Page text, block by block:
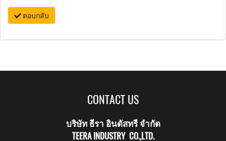
ตอบกลับ
CONTACT US
บริษัท ธีรา อินดัสทรี จำกัด
TEERA INDUSTRY CO.,LTD.